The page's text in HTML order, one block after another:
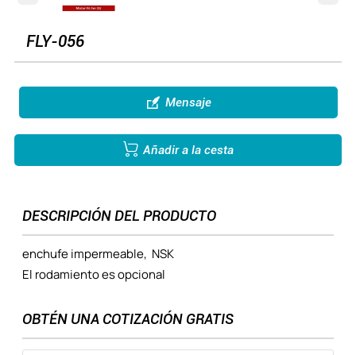
FLY-056
 Mensaje
 Añadir a la cesta
DESCRIPCIÓN DEL PRODUCTO
enchufe impermeable, NSK
El rodamiento es opcional
OBTÉN UNA COTIZACIÓN GRATIS